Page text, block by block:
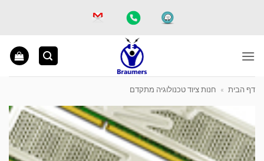
דף הבית » חנות ציוד טכנולוגיה מתקדם